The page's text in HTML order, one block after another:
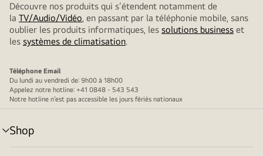
Découvre nos produits qui s’étendent notamment de
la TV/Audio/Vidéo, en passant par la téléphonie mobile, sans
oublier les produits informatiques, les solutions business et
les systèmes de climatisation.
Téléphone Email
Du lundi au vendredi de: 9h00 à 18h00
Appelez notre hotline: +41 0848 - 543 543
Notre hotline n’est pas accessible les jours fériés nationaux
Shop
menu
déroulant